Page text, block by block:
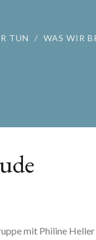
TUN WAS WIR
mit Philine